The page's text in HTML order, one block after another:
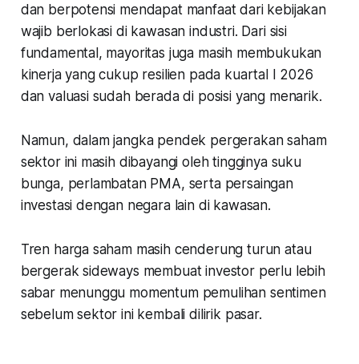
dan berpotensi mendapat manfaat dari kebijakan
wajib berlokasi di kawasan industri. Dari sisi
fundamental, mayoritas juga masih membukukan
kinerja yang cukup resilien pada kuartal I 2026
dan valuasi sudah berada di posisi yang menarik.
Namun, dalam jangka pendek pergerakan saham
sektor ini masih dibayangi oleh tingginya suku
bunga, perlambatan PMA, serta persaingan
investasi dengan negara lain di kawasan.
Tren harga saham masih cenderung turun atau
bergerak sideways membuat investor perlu lebih
sabar menunggu momentum pemulihan sentimen
sebelum sektor ini kembali dilirik pasar.